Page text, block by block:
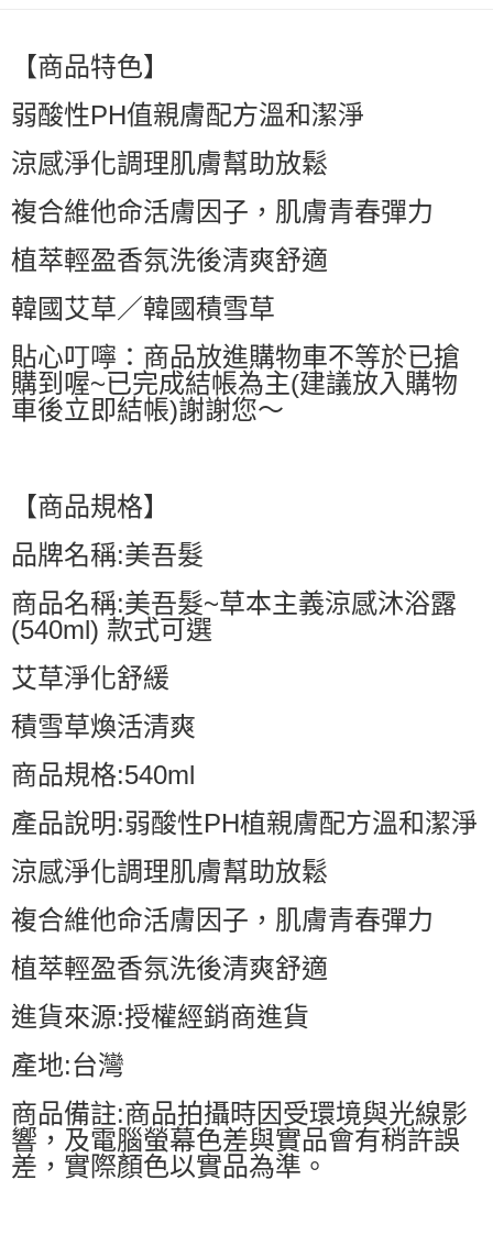
萊爾富取貨付款
每筆NT$60，滿NT$599(含以上)免運費
付款後萊爾富取貨
每筆NT$60，滿NT$599(含以上)免運費
7-11付款取貨
每筆NT$60，滿NT$599(含以上)免運費
付款後7-11取貨
每筆NT$60，滿NT$599(含以上)免運費
宅配
每筆NT$80，滿NT$799(含以上)免運費
【商品特色】
弱酸性PH值親膚配方溫和潔淨
涼感淨化調理肌膚幫助放鬆
複合維他命活膚因子，肌膚青春彈力
植萃輕盈香氛洗後清爽舒適
韓國艾草／韓國積雪草
貼心叮嚀：商品放進購物車不等於已搶
購到喔~已完成結帳為主(建議放入購物
車後立即結帳)謝謝您～
【商品規格】
品牌名稱:美吾髮
商品名稱:美吾髮~草本主義涼感沐浴露
(540ml) 款式可選
艾草淨化舒緩
積雪草煥活清爽
商品規格:540ml
產品說明:弱酸性PH植親膚配方溫和潔淨
涼感淨化調理肌膚幫助放鬆
複合維他命活膚因子，肌膚青春彈力
植萃輕盈香氛洗後清爽舒適
進貨來源:授權經銷商進貨
產地:台灣
商品備註:商品拍攝時因受環境與光線影
響，及電腦螢幕色差與實品會有稍許誤
差，實際顏色以實品為準。